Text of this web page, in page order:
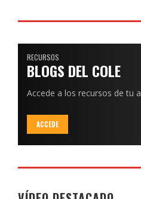
RECURSOS
BLOGS DEL COLE
Accede a los recursos de tu
ACCEDE